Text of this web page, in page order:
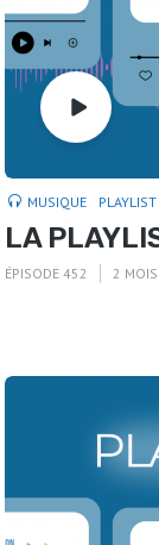
MUSIQUE PLAYLIST
LA
ÉPISODE 452 2